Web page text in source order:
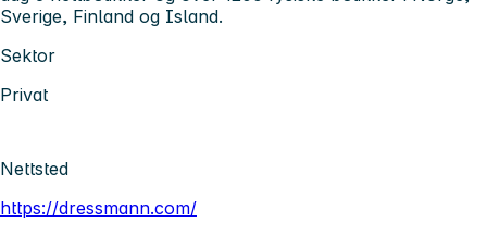
Sverige, Finland og Island.
Sektor
Privat
Nettsted
https://dressmann.com/